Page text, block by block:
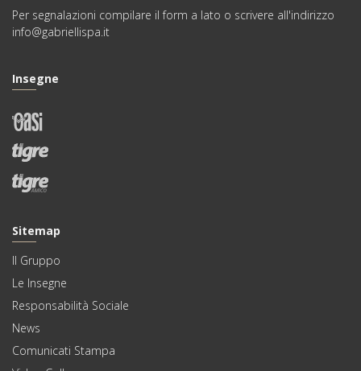
Per segnalazioni compilare ilform a lato o scrivere all'indirizzo
info@gabriellispa.it
Insegne
Sitemap
Il Gruppo
Le Insegne
Responsabilità Sociale
News
Comunicati Stampa